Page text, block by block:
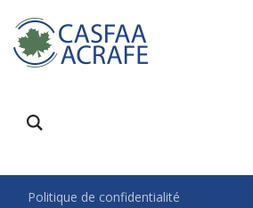
Politique de confidentialité